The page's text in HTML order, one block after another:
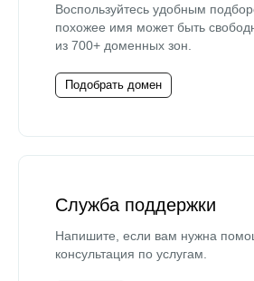
Воспользуйтесь удобным
похожее имя может быть
из 700+ доменных зон.
Подобрать домен
Служба поддержки
Напишите, если вам нужна
консультация по услугам.